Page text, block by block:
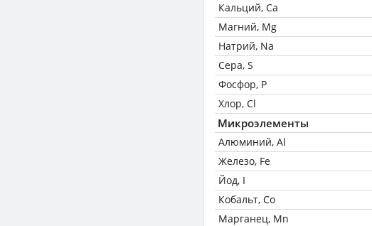
Кальций, Ca
Магний, Mg
Натрий, Na
Сера, S
Фосфор, P
Хлор, Cl
Микроэлементы
Алюминий, Al
Железо, Fe
Йод, I
Кобальт, Co
Марганец, Mn